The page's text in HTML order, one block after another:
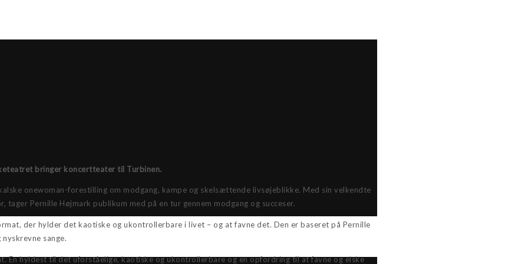
bringer koncertteater til Turbinen.
onewoman-forestilling om modgang, kampe og skelsættende livsøjeblikke. Med sin velkendte
Pernille Højmark publikum med på en tur gennem modgang og succeser.
der hylder det kaotiske og ukontrollerbare i livet – og at favne det. Den er baseret på Pernille
sange.
En hyldest til det uforståelige, kaotiske og ukontrollerbare og en opfordring til at favne og elske